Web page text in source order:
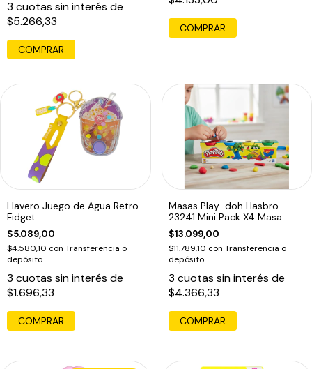
3 cuotas sin interés de
$5.266,33
COMPRAR
COMPRAR
Llavero Juego de Agua Retro
Fidget
$5.089,00
$4.580,10 con Transferencia o
depósito
3 cuotas sin interés de
$1.696,33
COMPRAR
Masas Play-doh Hasbro
23241 Mini Pack X4 Masa
Educando
$13.099,00
$11.789,10 con Transferencia o
depósito
3 cuotas sin interés de
$4.366,33